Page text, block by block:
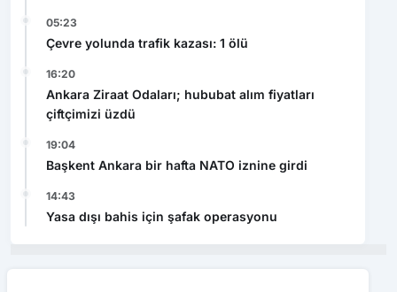
05:23
Çevre yolunda trafik kazası: 1 ölü
16:20
Ankara Ziraat Odaları; hububat alım fiyatları
çiftçimizi üzdü
19:04
Başkent Ankara bir hafta NATO iznine girdi
14:43
Yasa dışı bahis için şafak operasyonu